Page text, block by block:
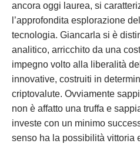
ancora oggi laurea, si
l’approfondita esplorazione
tecnologia. Giancarla si è
analitico, arricchito da una
impegno volto alla liberalità
innovative, costruiti in
criptovalute. Ovviamente
non è affatto una truffa e
investe con un minimo
senso ha la possibilità vittoria